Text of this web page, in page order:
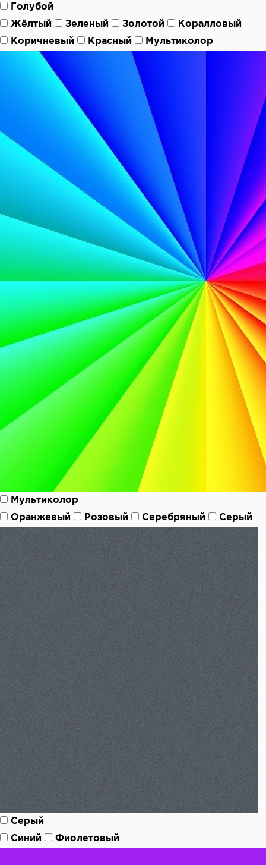
Голубой
Жёлтый
Зеленый Золотой
Коралловый
Коричневый
Красный Мультиколор
Мультиколор
Оранжевый
Розовый Серебряный Серый
Серый
Синий
Фиолетовый